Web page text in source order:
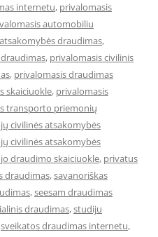
internetu, privalomasis
automobiliu
draudimas,
, privalomasis civilinis
, privalomasis draudimas
skaiciuokle, privalomasis
transporto priemonių
civilinės atsakomybės
civilinės atsakomybės
draudimo skaiciuokle, privatus
draudimas,savanoriškas
,seesam draudimas
draudimas,studiju
sveikatos draudimas internetu,